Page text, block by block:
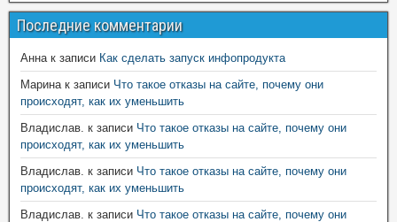
Последние комментарии
Аннак записи Как сделать запуск инфопродукта
Маринак записи Что такое отказы на сайте, почему они
происходят, как их уменьшить
Владислав. к записи Что такое отказы на сайте, почему они
происходят, как их уменьшить
Владислав. к записи Что такое отказы на сайте, почему они
происходят, как их уменьшить
Владислав. к записи Что такое отказы на сайте, почему они